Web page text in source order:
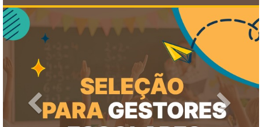
Previous Next